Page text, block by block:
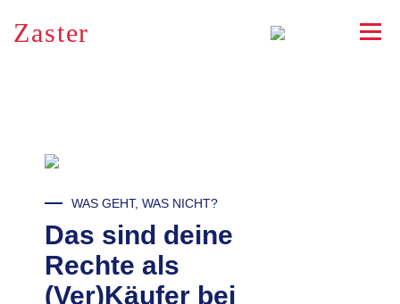
RSS
Zaster
WAS GEHT, WAS NICHT?
Das sind deine
Rechte als
(Ver)Käufer bei